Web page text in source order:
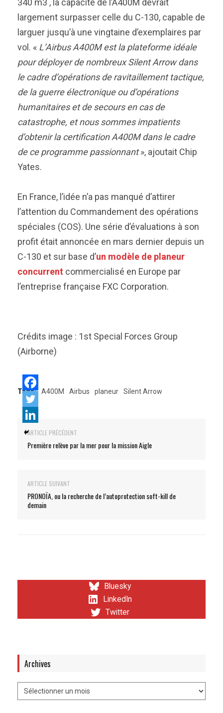
340 m3 , la capacité de l’A400M devrait
largement surpasser celle du C-130, capable de
larguer jusqu’à une vingtaine d’exemplaires par
vol. « L’Airbus A400M est la plateforme idéale
pour déployer de nombreux Silent Arrow dans
le cadre d’opérations de ravitaillement tactique,
de la guerre électronique ou d’opérations
humanitaires et de secours en cas de
catastrophe, et nous sommes impatients
d’obtenir la certification A400M dans le cadre
de ce programme passionnant», ajoutait Chip
Yates.
En France, l’idée n’a pas manqué d’attirer
l’attention du Commandement des opérations
spéciales (COS). Une série d’évaluations à son
profit était annoncée en mars dernier depuis un
C-130 et sur base d’un modèle de planeur
concurrent commercialisé en Europe par
l’entreprise française FXC Corporation.
Crédits image : 1st Special Forces Group
(Airborne)
Tags: A400M Airbus planeur Silent Arrow
ARTICLE PRÉCÉDENT
Première relève par la mer pour la mission Aigle
ARTICLE SUIVANT
PRONOÏA, ou la recherche de l’autoprotection soft-kill de
demain
Bluesky
LinkedIn
Twitter
Archives